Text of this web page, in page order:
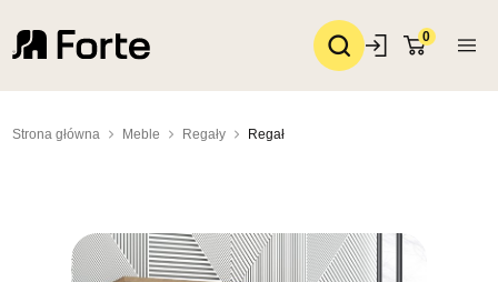
0
Strona główna Meble Regały Regał